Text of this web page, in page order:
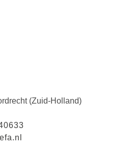
(Zuid-Holland)